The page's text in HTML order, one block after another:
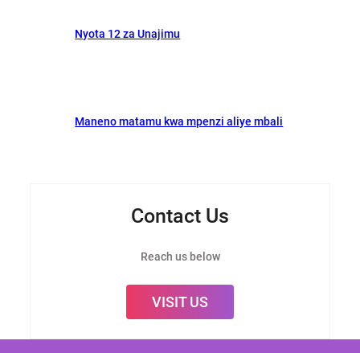
Nyota 12 za Unajimu
Maneno matamu kwa mpenzi aliye mbali
Contact Us
Reach us below
VISIT US